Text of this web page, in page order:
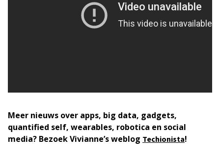
Meer nieuws over apps, big data, gadgets,
quantified self, wearables, robotica en social
media? Bezoek Vivianne’s weblog Techionista!